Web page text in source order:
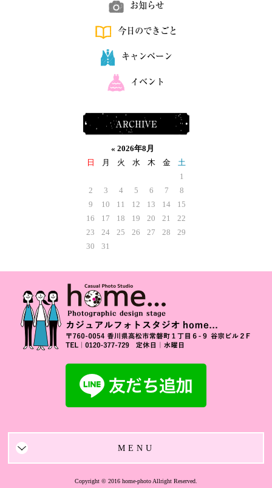
お知らせ
今日のできごと
キャンペーン
イベント
ARCHIVE
« 2026年8月
日
月 火 水 木 金
土
1
2
3 4 5 6 7
8
9
10 11 12 13 14
15
16
17 18 19 20 21
22
23
24 25 26 27 28
29
30
31
MENU
Copyright © 2016 home-photo Allright Reserved.